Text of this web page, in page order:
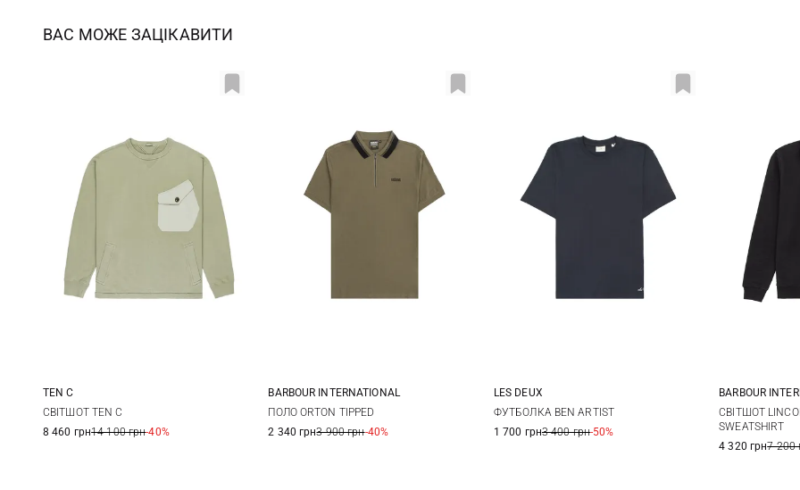
ВАС МОЖЕ ЗАЦІКАВИТИ
S M
TEN C
СВІТШОТ TEN C
8 460 грн14 100 грн-40%
S M
BARBOUR INTERNATIONAL
ПОЛО ORTON TIPPED
2 340 грн3 900 грн-40%
M L
LES DEUX
ФУТБОЛКА BEN ARTIST
1 700 грн3 400 грн-50%
M L
3XL
BARBOUR
СВІТШОТ
SWEATSHIRT
4 320 грн7 200